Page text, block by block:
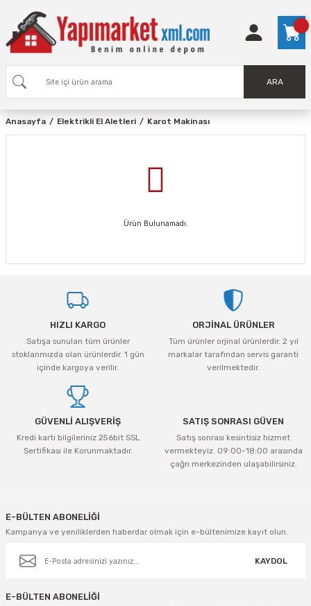
ARA
Anasayfa Elektrikli El Aletleri Karot Makinası
Ürün Bulunamadı.
HIZLI KARGO
Satışa sunulan tüm ürünler
stoklarımızda olan ürünlerdir. 1 gün
içinde kargoya verilir.
ORJİNAL ÜRÜNLER
Tüm ürünler orjinal ürünlerdir. 2 yıl
markalar tarafından servis garanti
verilmektedir.
GÜVENLİ ALIŞVERİŞ
Kredi kartı bilgileriniz 256bit SSL
Sertifikası ile Korunmaktadır.
SATIŞ SONRASI GÜVEN
Satış sonrası kesintisiz hizmet
vermekteyiz. 09:00-18:00 arasında
çağrı merkezinden ulaşabilirsiniz.
E-BÜLTEN ABONELİĞİ
Kampanya ve yeniliklerden haberdar olmak için e-bültenimize kayıt olun.
KAYDOL
E-BÜLTEN ABONELİĞİ